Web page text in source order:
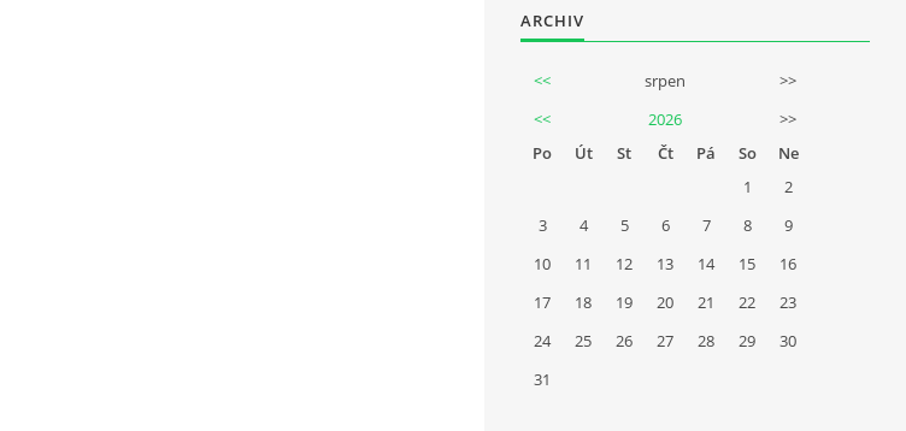
ARCHIV
<< srpen
>>
<<
2026
>>
Po
Út St Čt Pá So
Ne
1
2
3
4 5 6 7 8
9
10
11 12 13 14 15
16
17
18 19 20 21 22
23
24
25 26 27 28 29
30
31